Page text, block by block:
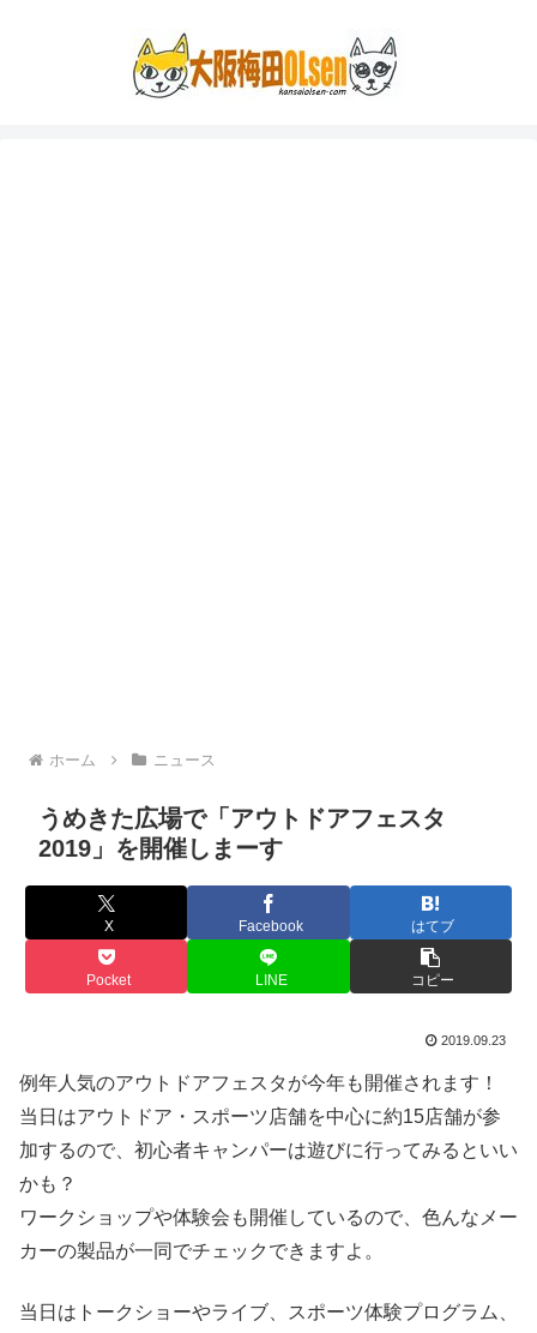
ホーム ニュース
うめきた広場で「アウトドアフェスタ
2019」を開催しまーす
X Facebook はてブ
Pocket LINE コピー
2019.09.23
例年人気のアウトドアフェスタが今年も開催されます！
当日はアウトドア・スポーツ店舗を中心に約15店舗が参
加するので、初心者キャンパーは遊びに行ってみるといい
かも？
ワークショップや体験会も開催しているので、色んなメー
カーの製品が一同でチェックできますよ。
当日はトークショーやライブ、スポーツ体験プログラム、